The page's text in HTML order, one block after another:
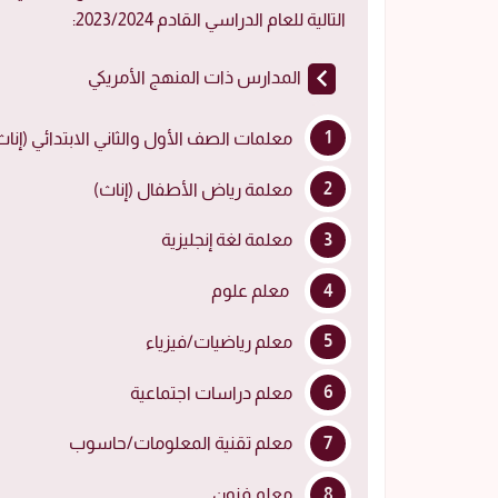
التالية للعام الدراسي القادم 2023/2024:
المدارس ذات المنهج الأمريكي
معلمات الصف الأول والثاني الابتدائي
معلمة رياض الأطفال (إناث)
معلمة لغة إنجليزية
معلم علوم
معلم رياضيات/فيزياء
معلم دراسات اجتماعية
معلم تقنية المعلومات/حاسوب